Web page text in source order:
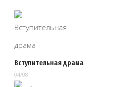
Вступительная драма
04/08